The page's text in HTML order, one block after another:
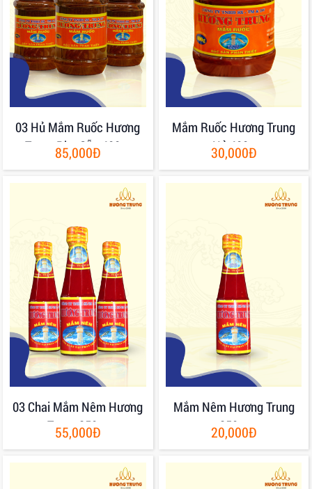
03 Hủ Mắm Ruốc Hương
Trung Pha Sẵn 400gr
85,000Đ
Mắm Ruốc Hương Trung
Hủ 400g
30,000Đ
03 Chai Mắm Nêm Hương
Trung 250gr
55,000Đ
Mắm Nêm Hương Trung
250gr
20,000Đ